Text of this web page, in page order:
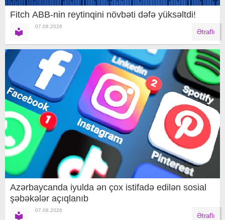
Fitch ABB-nin reytinqini növbəti dəfə yüksəltdi!
07.08.2026
Ətraflı
Azərbaycanda iyulda ən çox istifadə edilən sosial
şəbəkələr açıqlanıb
07.08.2026
Ətraflı